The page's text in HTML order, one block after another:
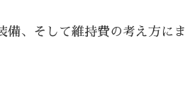
備、そして維持費の考え方にま